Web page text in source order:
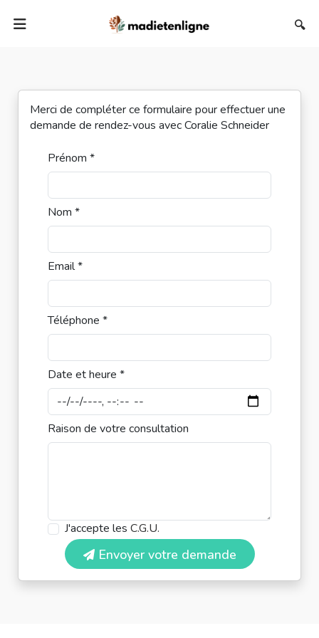
🔍
Merci de compléter ce formulaire pour effectuer une
demande de rendez-vous avec Coralie Schneider
Prénom *
Nom *
Email *
Téléphone *
Date et heure *
Raison de votre consultation
J'accepte les C.G.U.
Envoyer votre demande